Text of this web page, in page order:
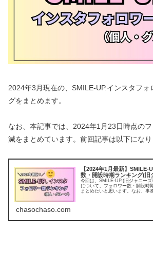
2024年3月現在の、SMILE-UP.インスタフォ
グをまとめます。
なお、本記事では、2024年1月23日時点の
減をまとめています。前回記事は以下になり
【2024年1月最新】SMILE-
数・開設時期ランキング(旧
今回は、SMILE-UP.(旧ジャニー
について、フォロワー数・開設時
まとめたいと思います。なお、事
chasochaso.com